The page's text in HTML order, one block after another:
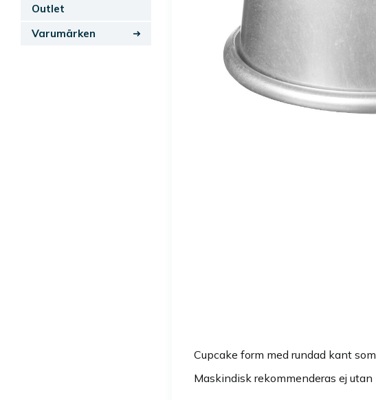
Cupcake form med rundad kant
Maskindisk rekommenderas ej
Outlet
Varumärken